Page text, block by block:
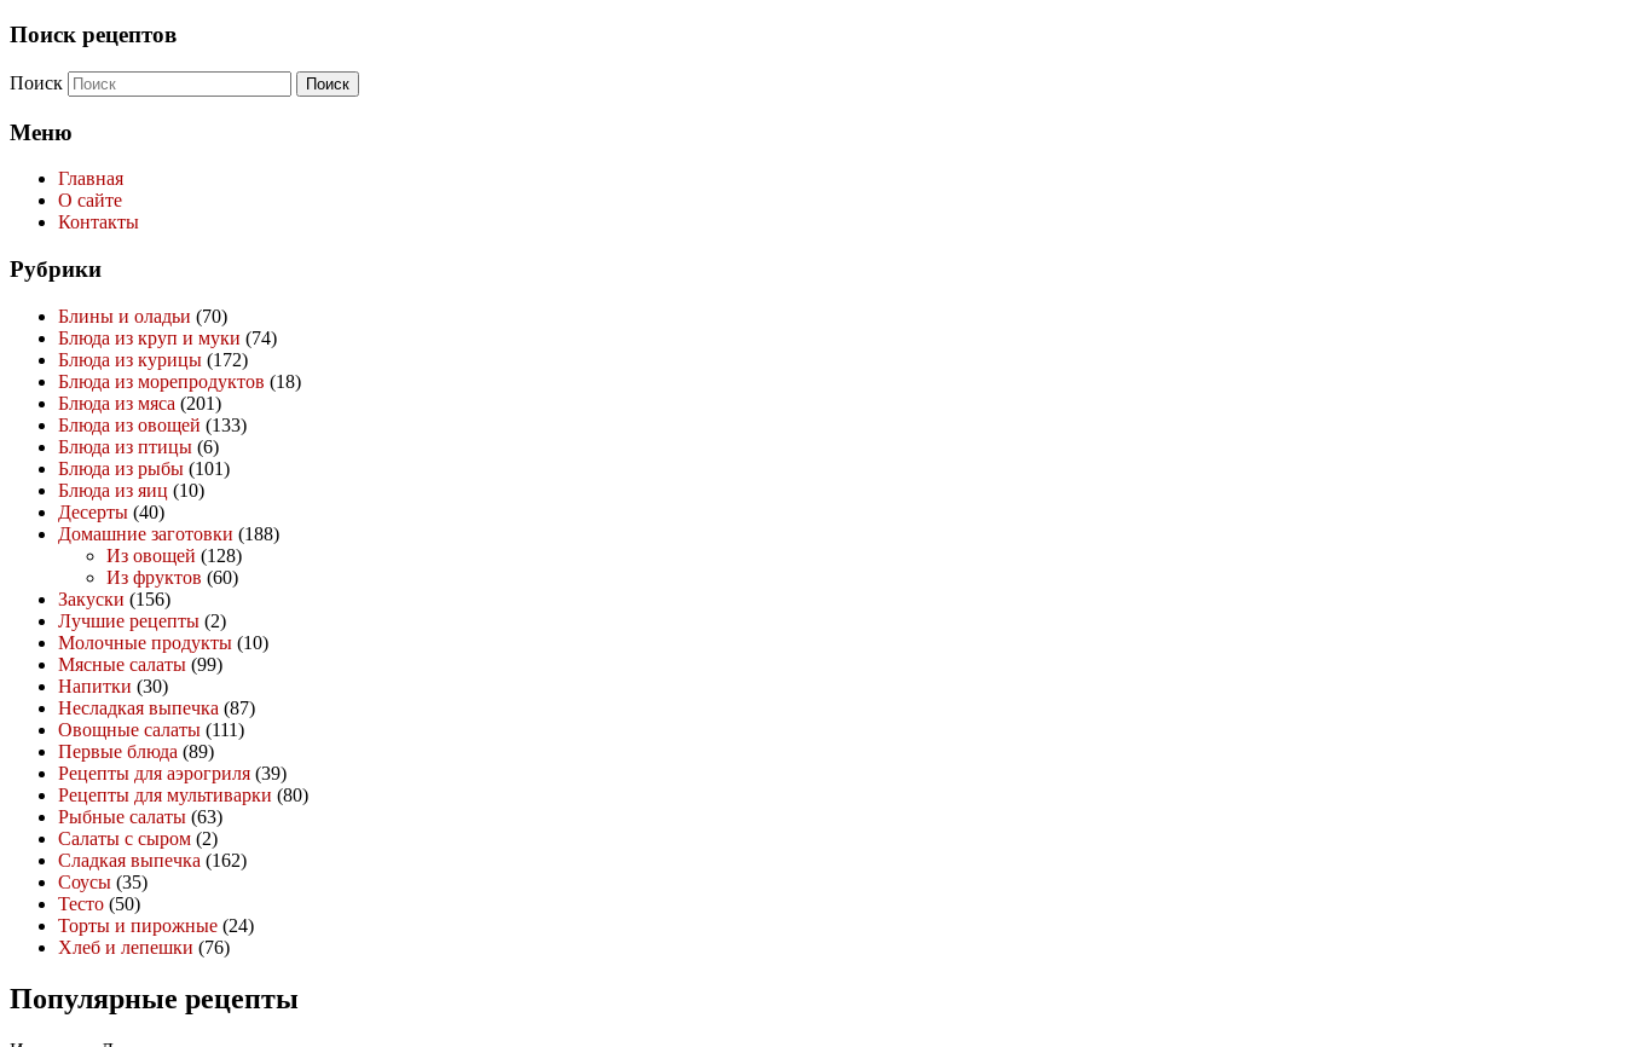
Поиск рецептов
Поиск
Меню
Главная
О сайте
Контакты
Рубрики
Блины и оладьи (70)
Блюда из круп и муки (74)
Блюда из курицы (172)
Блюда из морепродуктов (18)
Блюда из мяса (201)
Блюда из овощей (133)
Блюда из птицы (6)
Блюда из рыбы (101)
Блюда из яиц (10)
Десерты (40)
Домашние заготовки (188)
Из овощей (128)
Из фруктов (60)
Закуски (156)
Лучшие рецепты (2)
Молочные продукты (10)
Мясные салаты (99)
Напитки (30)
Несладкая выпечка (87)
Овощные салаты (111)
Первые блюда (89)
Рецепты для аэрогриля (39)
Рецепты для мультиварки (80)
Рыбные салаты (63)
Салаты с сыром (2)
Сладкая выпечка (162)
Соусы (35)
Тесто (50)
Торты и пирожные (24)
Хлеб и лепешки (76)
Популярные рецепты